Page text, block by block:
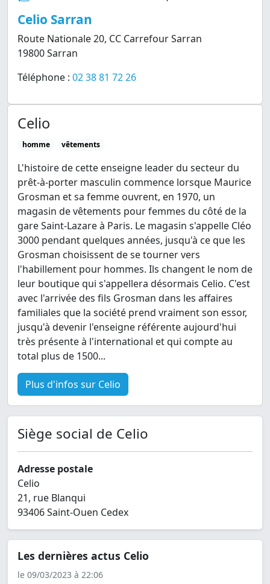
Celio Sarran
Route Nationale 20, CC Carrefour Sarran
19800 Sarran
Téléphone : 02 38 81 72 26
Celio
homme vêtements
L'histoire de cette enseigne leader du secteur du
prêt-à-porter masculin commence lorsque Maurice
Grosman et sa femme ouvrent, en 1970, un
magasin de vêtements pour femmes du côté de la
gare Saint-Lazare à Paris. Le magasin s'appelle Cléo
3000 pendant quelques années, jusqu'à ce que les
Grosman choisissent de se tourner vers
l'habillement pour hommes. Ils changent le nom de
leur boutique qui s'appellera désormais Celio. C'est
avec l'arrivée des fils Grosman dans les affaires
familiales que la société prend vraiment son essor,
jusqu'à devenir l'enseigne référente aujourd'hui
très présente à l'international et qui compte au
total plus de 1500...
Plus d'infos sur Celio
Siège social de Celio
Adresse postale
Celio
21, rue Blanqui
93406 Saint-Ouen Cedex
Les dernières actus Celio
le 09/03/2023 à 22:06